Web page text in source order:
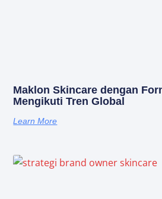
Maklon Skincare dengan
Mengikuti Tren Global
Learn More